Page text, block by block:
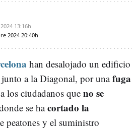
13:16h
2024 20:40h
han desalojado un edificio
a la Diagonal, por unafuga
los ciudadanos que no se
se hacortado la
peatones y el suministro